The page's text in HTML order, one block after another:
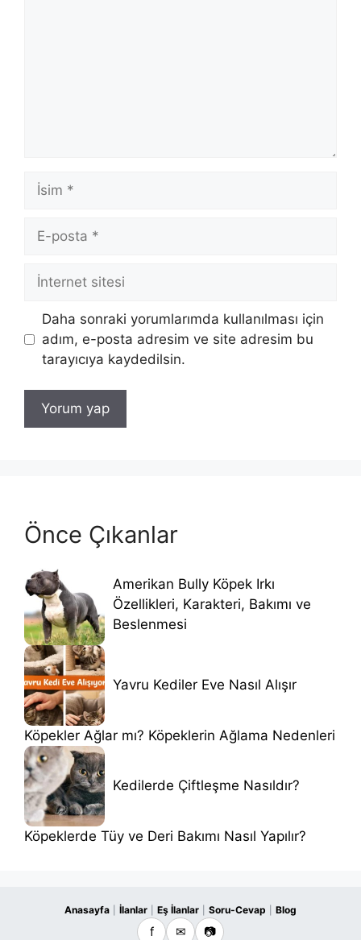
İsim
posta
İnternet
sitesi
Daha sonraki yorumlarımda kullanılması için
adım, e-posta adresim ve site adresim bu
tarayıcıya kaydedilsin.
Önce Çıkanlar
Amerikan Bully Köpek Irkı
Özellikleri, Karakteri, Bakımı ve
Beslenmesi
Yavru Kediler Eve Nasıl Alışır
Köpekler Ağlar mı? Köpeklerin Ağlama Nedenleri
Kedilerde Çiftleşme Nasıldır?
Köpeklerde Tüy ve Deri Bakımı Nasıl Yapılır?
Anasayfa İlanlar Eş İlanlar Soru-Cevap Blog
f ✉ 📷